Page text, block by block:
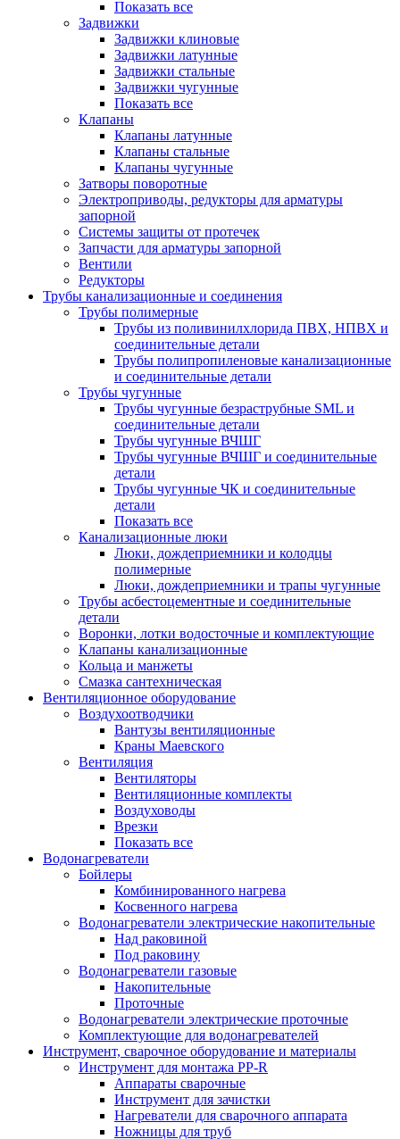
Показать все
Задвижки
Задвижки клиновые
Задвижки латунные
Задвижки стальные
Задвижки чугунные
Показать все
Клапаны
Клапаны латунные
Клапаны стальные
Клапаны чугунные
Затворы поворотные
Электроприводы, редукторы для арматуры
запорной
Системы защиты от протечек
Запчасти для арматуры запорной
Вентили
Редукторы
Трубы канализационные и соединения
Трубы полимерные
Трубы из поливинилхлорида ПВХ, НПВХ и
соединительные детали
Трубы полипропиленовые канализационные
и соединительные детали
Трубы чугунные
Трубы чугунные безраструбные SML и
соединительные детали
Трубы чугунные ВЧШГ
Трубы чугунные ВЧШГ и соединительные
детали
Трубы чугунные ЧК и соединительные
детали
Показать все
Канализационные люки
Люки, дождеприемники и колодцы
полимерные
Люки, дождеприемники и трапы чугунные
Трубы асбестоцементные и соединительные
детали
Воронки, лотки водосточные и комплектующие
Клапаны канализационные
Кольца и манжеты
Смазка сантехническая
Вентиляционное оборудование
Воздухоотводчики
Вантузы вентиляционные
Краны Маевского
Вентиляция
Вентиляторы
Вентиляционные комплекты
Воздуховоды
Врезки
Показать все
Водонагреватели
Бойлеры
Комбинированного нагрева
Косвенного нагрева
Водонагреватели электрические накопительные
Над раковиной
Под раковину
Водонагреватели газовые
Накопительные
Проточные
Водонагреватели электрические проточные
Комплектующие для водонагревателей
Инструмент, сварочное оборудование и материалы
Инструмент для монтажа PP-R
Аппараты сварочные
Инструмент для зачистки
Нагреватели для сварочного аппарата
Ножницы для труб